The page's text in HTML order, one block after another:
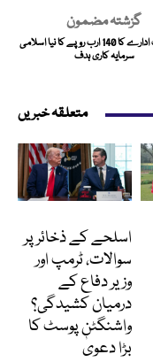
گزشتہ مضمون
قومی بچت ادارے کا 140 ارب روپے کا نیا اسلامی
سرمایہ کاری ہدف
متعلقہ خبریں
اسلحے کے ذخائر پر
سوالات، ٹرمپ اور
وزیر دفاع کے
درمیان کشیدگی؟
واشنگٹن پوسٹ کا
بڑا دعویٰ